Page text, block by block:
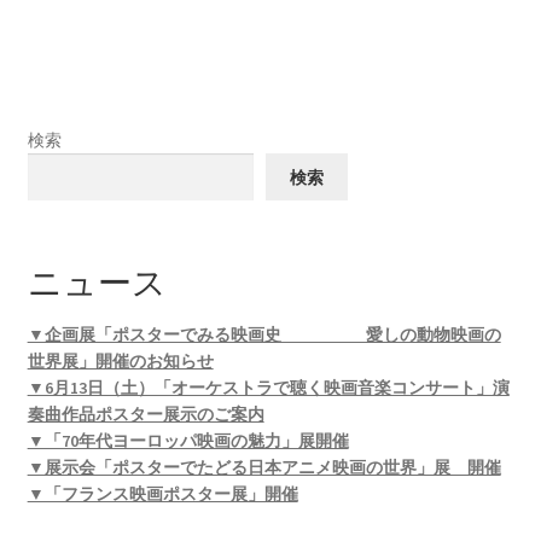
検索
検索
ニュース
▼企画展「ポスターでみる映画史 愛しの動物映画の
世界展」開催のお知らせ
▼6月13日（土）「オーケストラで聴く映画音楽コンサート」演
奏曲作品ポスター展示のご案内
▼「70年代ヨーロッパ映画の魅力」展開催
▼展示会「ポスターでたどる日本アニメ映画の世界」展 開催
▼「フランス映画ポスター展」開催